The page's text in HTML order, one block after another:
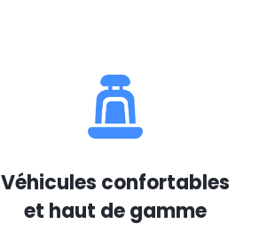
Véhicules confortables
et haut de gamme